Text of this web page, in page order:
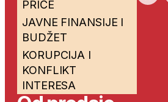
PRIČE
JAVNE FINANSIJE I
BUDŽET
KORUPCIJA I
KONFLIKT
INTERESA